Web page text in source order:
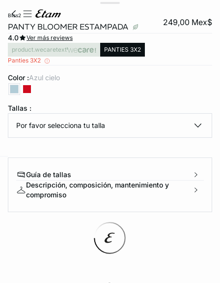
DE PANTIES
ahora
bliss2
PANTY BLOOMER ESTAMPADA 249,00 Mex$
4.0
Ver más reviews
product.wecaretext
PANTIES 3X2
Panties 3X2
Color : azul cielo
Tallas :
Por favor selecciona tu talla
Guía de tallas
Descripción, composición, mantenimiento y
compromiso